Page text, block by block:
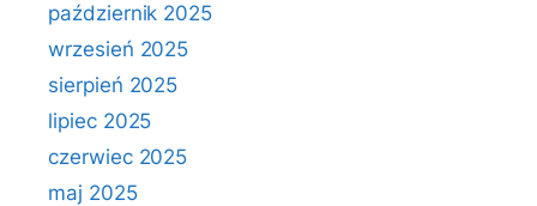
październik 2025
wrzesień 2025
sierpień 2025
lipiec 2025
czerwiec 2025
maj 2025